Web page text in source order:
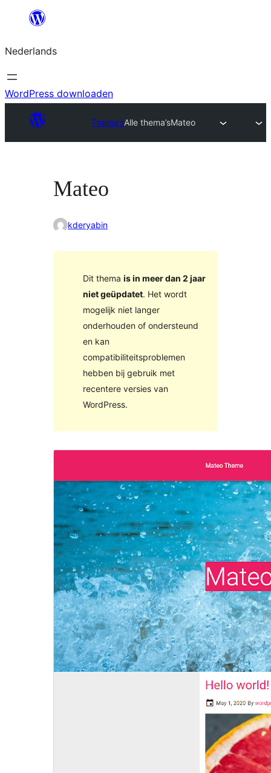
de
inhoud
Nederlands
WordPress downloaden
Thema’sAlle thema’sMateo
Mateo
kderyabin
Dit thema is in meer dan 2 jaar
niet geüpdatet. Het wordt
mogelijk niet langer
onderhouden of ondersteund
en kan
compatibiliteitsproblemen
hebben bij gebruik met
recentere versies van
WordPress.